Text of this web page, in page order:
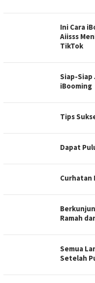
Ini Cara
Aiisss
TikTok
Siap-
iBooming
Tips
Dapat
Curhatan
Ramah
Semua
Setelah